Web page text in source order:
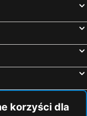
korzyści dla